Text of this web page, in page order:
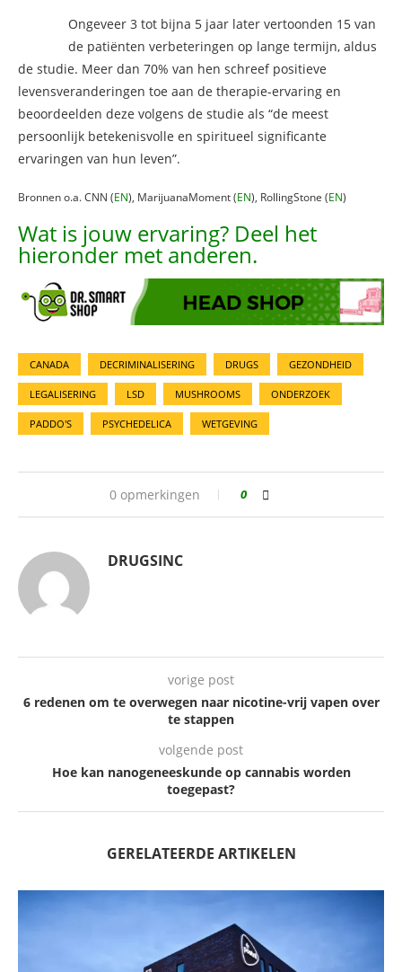
Ongeveer 3 tot bijna 5 jaar later vertoonden 15 van
de patiënten verbeteringen op lange termijn, aldus
de studie. Meer dan 70% van hen schreef positieve
levensveranderingen toe aan de therapie-ervaring en
beoordeelden deze volgens de studie als “de meest
persoonlijk betekenisvolle en spiritueel significante
ervaringen van hun leven”.
Bronnen o.a. CNN (EN), MarijuanaMoment (EN), RollingStone (EN)
Wat is jouw ervaring? Deel het
hieronder met anderen.
CANADA DECRIMINALISERING DRUGS GEZONDHEID
LEGALISERING LSD MUSHROOMS ONDERZOEK
PADDO'S PSYCHEDELICA WETGEVING
0 opmerkingen 0
DRUGSINC
vorige post
6 redenen om te overwegen naar nicotine-vrij vapen over
te stappen
volgende post
Hoe kan nanogeneeskunde op cannabis worden
toegepast?
GERELATEERDE ARTIKELEN